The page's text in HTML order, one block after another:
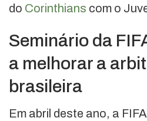
do Corinthians com o
Seminário da
a melhorar a
brasileira
Em abril deste ano, a